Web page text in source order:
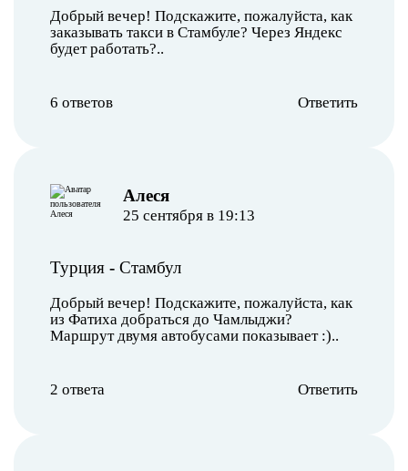
Добрый вечер! Подскажите, пожалуйста, как
заказывать такси в Стамбуле? Через Яндекс
будет работать?..
6 ответов Ответить
Алеся
25 сентября в 19:13
Турция - Стамбул
Добрый вечер! Подскажите, пожалуйста, как
из Фатиха добраться до Чамлыджи?
Маршрут двумя автобусами показывает :)..
2 ответа Ответить